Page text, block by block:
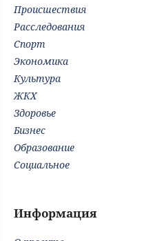
Происшествия
Расследования
Спорт
Экономика
Культура
ЖКХ
Здоровье
Бизнес
Образование
Социальное
Информация